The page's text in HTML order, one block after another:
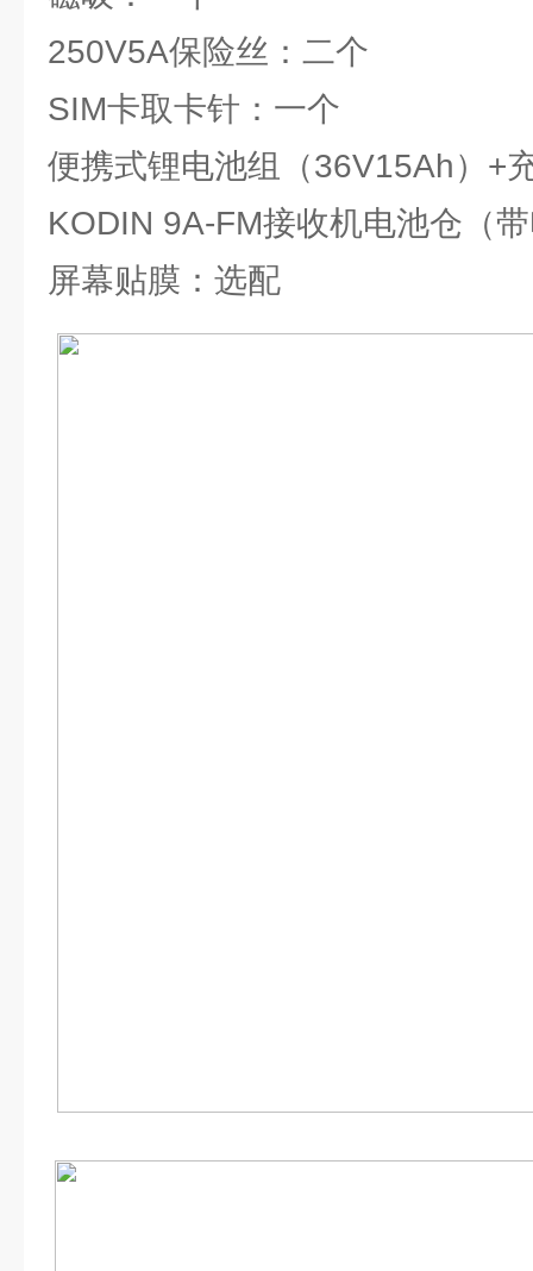
250V5A保险丝：二个
SIM卡取卡针：一个
便携式锂电池组（36V15Ah）+
KODIN 9A-FM接收机电池仓（
屏幕贴膜：选配